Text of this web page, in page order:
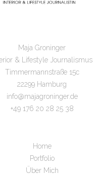
Maja Groninger
& Lifestyle Journalismus
Timmermannstraße 15c
22299 Hamburg
info@majagroninger.de
+49 176 20 28 25 38
Home
Portfolio
Über Mich